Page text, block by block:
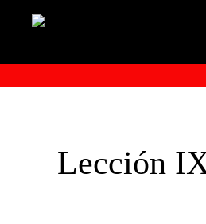
Lección